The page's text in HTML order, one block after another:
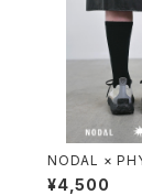
NODAL ×
TMPRY.
¥4,500